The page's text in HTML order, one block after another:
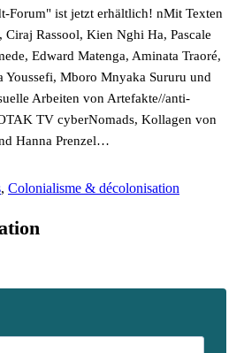
Forum" ist jetzt erhältlich! nMit Texten
Rassool, Kien Nghi Ha, Pascale
Edward Matenga, Aminata Traoré,
Mboro Mnyaka Sururu und
Arbeiten von Artefakte//anti-
TV cyberNomads, Kollagen von
Hanna Prenzel…
, Colonialisme & décolonisation